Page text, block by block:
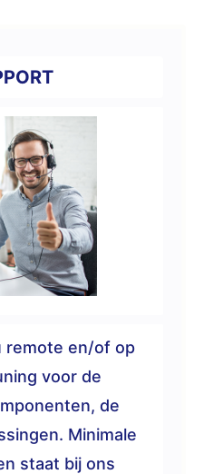
remote en/of op
voor de
de
Minimale
staat bij ons